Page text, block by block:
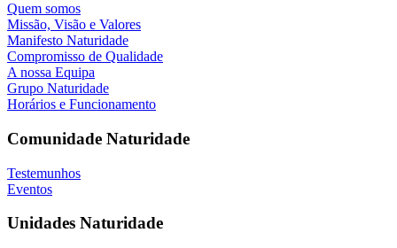
Quem somos
Missão, Visão e Valores
Manifesto Naturidade
Compromisso de Qualidade
A nossa Equipa
Grupo Naturidade
Horários e Funcionamento
Comunidade Naturidade
Testemunhos
Eventos
Unidades Naturidade